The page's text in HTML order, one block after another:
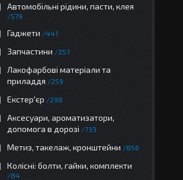
Автомобільні рідини, пасти, клея
579
Гаджети 441
Запчастини 257
Лакофарбові матеріали та
приладдя
259
Екстер'єр 298
Аксесуари, ароматизатори,
допомога в дорозі
733
Метиз, такелаж, кронштейни 856
Колісні: болти, гайки, комплекти
84